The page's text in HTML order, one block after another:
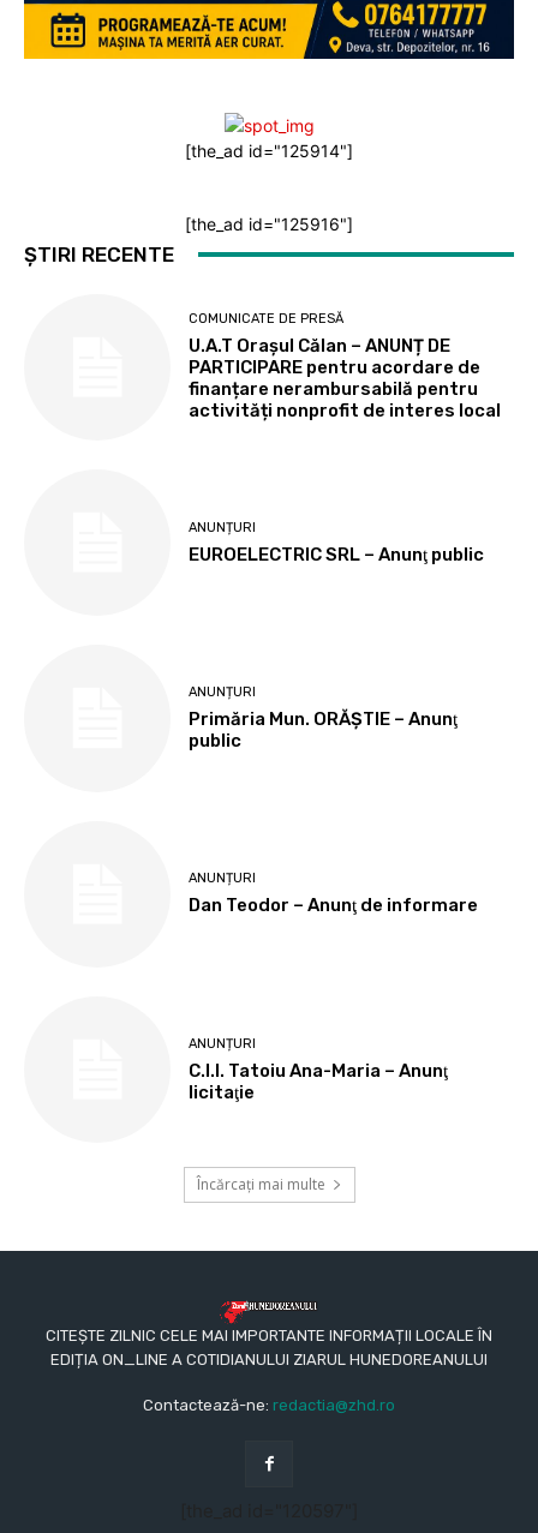
[the_ad id="125914"]
[the_ad id="125916"]
ȘTIRI RECENTE
COMUNICATE DE PRESĂ
U.A.T Orașul Călan – ANUNȚ DE
PARTICIPARE pentru acordare de
finanțare nerambursabilă pentru
activități nonprofit de interes local
ANUNȚURI
EUROELECTRIC SRL – Anunţ public
ANUNȚURI
Primăria Mun. ORĂȘTIE – Anunţ
public
ANUNȚURI
Dan Teodor – Anunţ de informare
ANUNȚURI
C.I.I. Tatoiu Ana-Maria – Anunţ
licitaţie
Încărcați mai multe
CITEȘTE ZILNIC CELE MAI IMPORTANTE INFORMAȚII LOCALE ÎN
EDIȚIA ON_LINE A COTIDIANULUI ZIARUL HUNEDOREANULUI
Contactează-ne: redactia@zhd.ro